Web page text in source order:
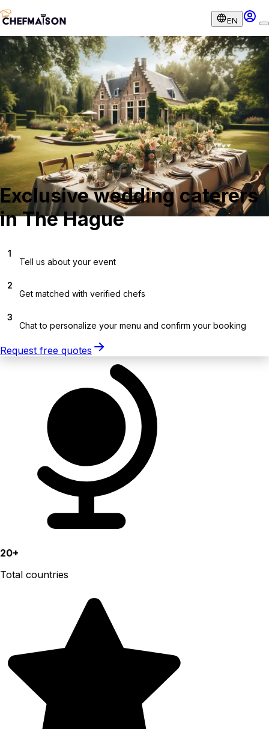
EN
Exclusive wedding caterers
in The Hague
1
Tell us about your event
2
Get matched with verified chefs
3
Chat to personalize your menu and confirm your booking
Request free quotes
20+
Total countries